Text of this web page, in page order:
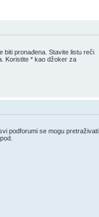
biti pronađena. Stavite listu reči
Koristite * kao džoker za
podforumi se mogu pretraživati